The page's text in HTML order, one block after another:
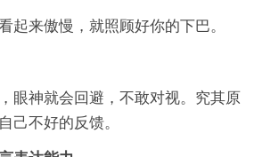
起来傲慢，就照顾好你的下巴。
眼神就会回避，不敢对视。究其原
己不好的反馈。